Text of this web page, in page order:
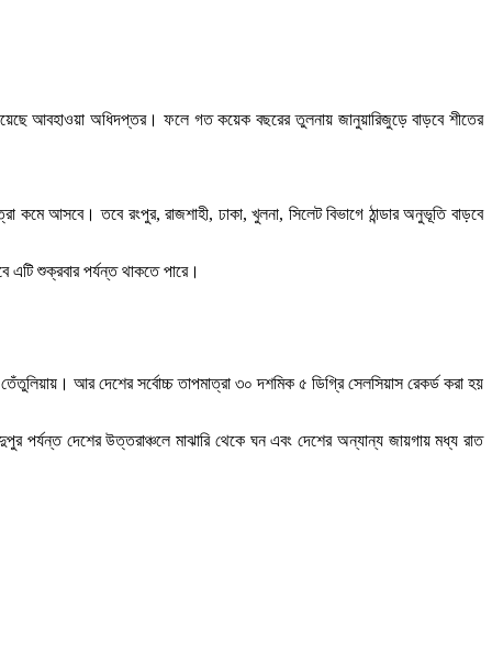
আবহাওয়া অধিদপ্তর। ফলে গত কয়েক বছরের তুলনায় জানুয়ারিজুড়ে বাড়বে শীতের
আসবে। তবে রংপুর, রাজশাহী, ঢাকা, খুলনা, সিলেট বিভাগে ঠান্ডার অনুভূতি বাড়বে
এটি শুক্রবার পর্যন্ত থাকতে পারে।
আর দেশের সর্বোচ্চ তাপমাত্রা ৩০ দশমিক ৫ ডিগ্রি সেলসিয়াস রেকর্ড করা হয়
পর্যন্ত দেশের উত্তরাঞ্চলে মাঝারি থেকে ঘন এবং দেশের অন্যান্য জায়গায় মধ্য রাত